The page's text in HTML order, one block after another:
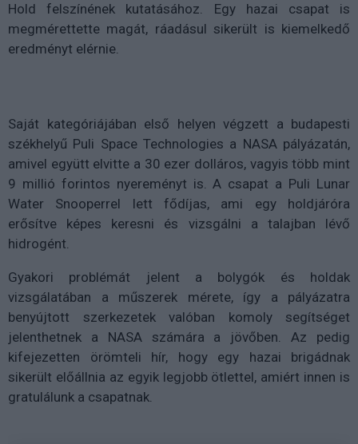
Hold felszínének kutatásához. Egy hazai csapat is
megmérettette magát, ráadásul sikerült is kiemelkedő
eredményt elérnie.
Saját kategóriájában első helyen végzett a budapesti
székhelyű Puli Space Technologies a NASA pályázatán,
amivel együtt elvitte a 30 ezer dolláros, vagyis több mint
9 millió forintos nyereményt is. A csapat a Puli Lunar
Water Snooperrel lett fődíjas, ami egy holdjáróra
erősítve képes keresni és vizsgálni a talajban lévő
hidrogént.
Gyakori problémát jelent a bolygók és holdak
vizsgálatában a műszerek mérete, így a pályázatra
benyújtott szerkezetek valóban komoly segítséget
jelenthetnek a NASA számára a jövőben. Az pedig
kifejezetten örömteli hír, hogy egy hazai brigádnak
sikerült előállnia az egyik legjobb ötlettel, amiért innen is
gratulálunk a csapatnak.